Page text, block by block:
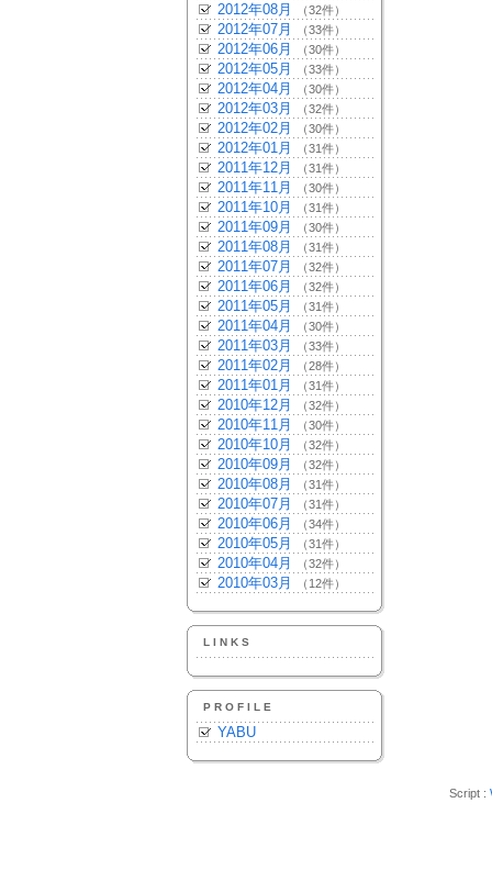
2012年08月 （32件）
2012年07月 （33件）
2012年06月 （30件）
2012年05月 （33件）
2012年04月 （30件）
2012年03月 （32件）
2012年02月 （30件）
2012年01月 （31件）
2011年12月 （31件）
2011年11月 （30件）
2011年10月 （31件）
2011年09月 （30件）
2011年08月 （31件）
2011年07月 （32件）
2011年06月 （32件）
2011年05月 （31件）
2011年04月 （30件）
2011年03月 （33件）
2011年02月 （28件）
2011年01月 （31件）
2010年12月 （32件）
2010年11月 （30件）
2010年10月 （32件）
2010年09月 （32件）
2010年08月 （31件）
2010年07月 （31件）
2010年06月 （34件）
2010年05月 （31件）
2010年04月 （32件）
2010年03月 （12件）
LINKS
PROFILE
YABU
Script :